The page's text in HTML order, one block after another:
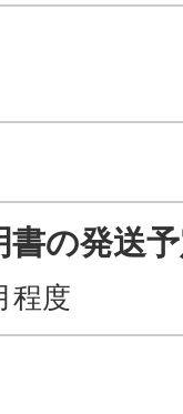
書の発送
程度